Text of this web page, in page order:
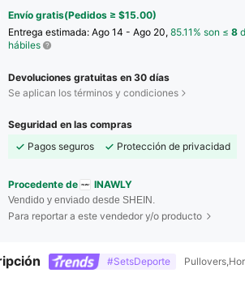
Envío gratis(Pedidos ≥ $15.00)
Entrega estimada: Ago 14 - Ago 20, 85.11% son ≤ 8
hábiles
Devoluciones gratuitas en 30 días
Se aplican los términos y condiciones
Seguridad en las compras
Pagos seguros
Protección de privacidad
Procedente de INAWLY
Vendido y enviado desde SHEIN.
Para reportar a este vendedor y/o producto
#SetsDeporte